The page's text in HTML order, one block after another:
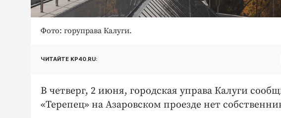
Фото: горуправа Калуги.
ЧИТАЙТЕ KP40.RU:
В четверг, 2 июня, городская управа Калуги
«Терепец» на Азаровском проезде нет